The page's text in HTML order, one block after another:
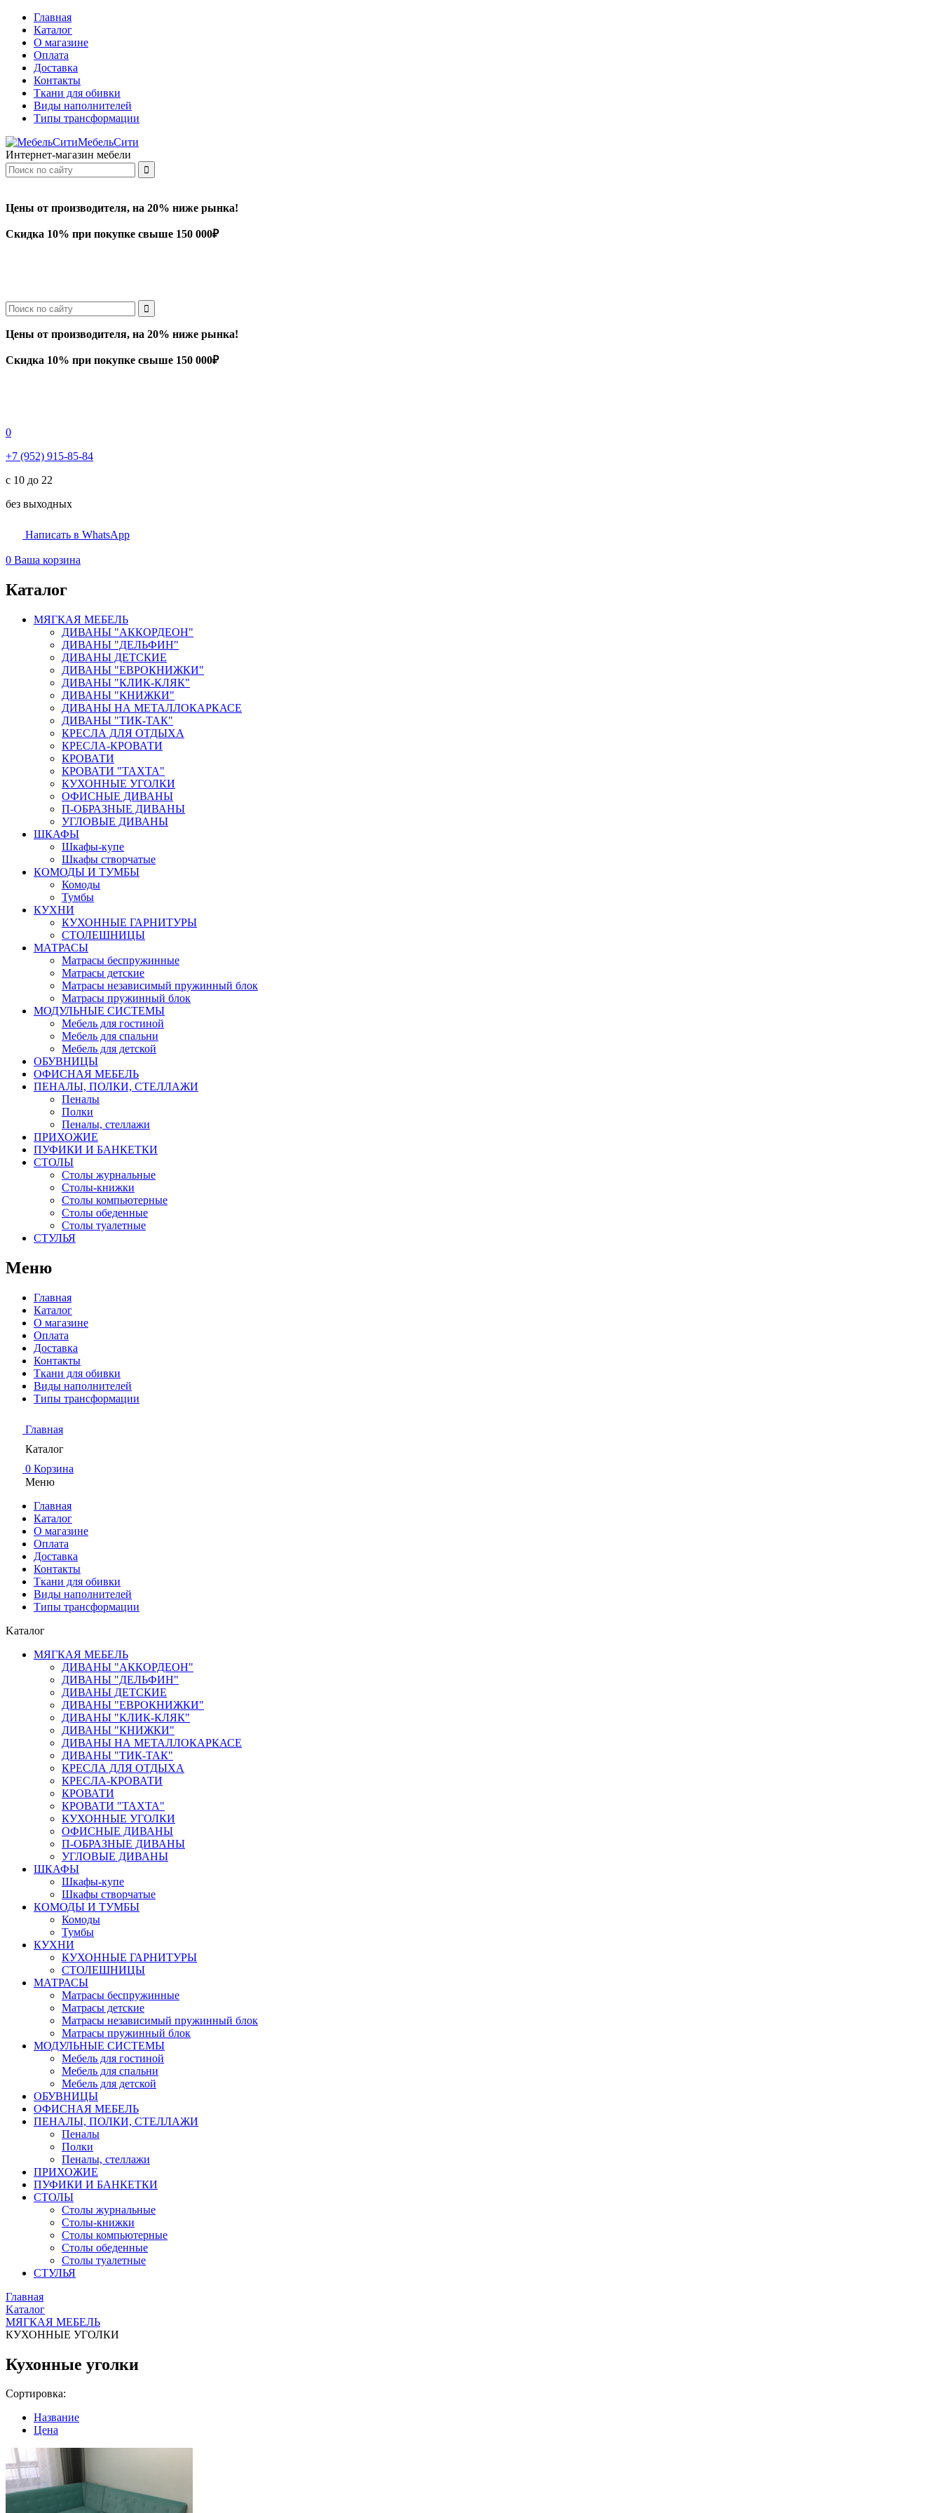
Главная
Каталог
О магазине
Оплата
Доставка
Контакты
Ткани для обивки
Виды наполнителей
Типы трансформации
МебельСити
Интернет-магазин мебели
Цены от производителя, на 20% ниже рынка!
Скидка 10% при покупке свыше 150 000₽
Цены от производителя, на 20% ниже рынка!
Скидка 10% при покупке свыше 150 000₽
0
+7 (952) 915-85-84
с 10 до 22
без выходных
Написать в WhatsApp
0 Ваша корзина
Каталог
МЯГКАЯ МЕБЕЛЬ
ДИВАНЫ "АККОРДЕОН"
ДИВАНЫ "ДЕЛЬФИН"
ДИВАНЫ ДЕТСКИЕ
ДИВАНЫ "ЕВРОКНИЖКИ"
ДИВАНЫ "КЛИК-КЛЯК"
ДИВАНЫ "КНИЖКИ"
ДИВАНЫ НА МЕТАЛЛОКАРКАСЕ
ДИВАНЫ "ТИК-ТАК"
КРЕСЛА ДЛЯ ОТДЫХА
КРЕСЛА-КРОВАТИ
КРОВАТИ
КРОВАТИ "ТАХТА"
КУХОННЫЕ УГОЛКИ
ОФИСНЫЕ ДИВАНЫ
П-ОБРАЗНЫЕ ДИВАНЫ
УГЛОВЫЕ ДИВАНЫ
ШКАФЫ
Шкафы-купе
Шкафы створчатые
КОМОДЫ И ТУМБЫ
Комоды
Тумбы
КУХНИ
КУХОННЫЕ ГАРНИТУРЫ
СТОЛЕШНИЦЫ
МАТРАСЫ
Матрасы беспружинные
Матрасы детские
Матрасы независимый пружинный блок
Матрасы пружинный блок
МОДУЛЬНЫЕ СИСТЕМЫ
Мебель для гостиной
Мебель для спальни
Мебель для детской
ОБУВНИЦЫ
ОФИСНАЯ МЕБЕЛЬ
ПЕНАЛЫ, ПОЛКИ, СТЕЛЛАЖИ
Пеналы
Полки
Пеналы, стеллажи
ПРИХОЖИЕ
ПУФИКИ И БАНКЕТКИ
СТОЛЫ
Столы журнальные
Столы-книжки
Столы компьютерные
Столы обеденные
Столы туалетные
СТУЛЬЯ
Меню
Главная
Каталог
О магазине
Оплата
Доставка
Контакты
Ткани для обивки
Виды наполнителей
Типы трансформации
Главная
Каталог
0 Корзина
Меню
Главная
Каталог
О магазине
Оплата
Доставка
Контакты
Ткани для обивки
Виды наполнителей
Типы трансформации
Kаталог
МЯГКАЯ МЕБЕЛЬ
ДИВАНЫ "АККОРДЕОН"
ДИВАНЫ "ДЕЛЬФИН"
ДИВАНЫ ДЕТСКИЕ
ДИВАНЫ "ЕВРОКНИЖКИ"
ДИВАНЫ "КЛИК-КЛЯК"
ДИВАНЫ "КНИЖКИ"
ДИВАНЫ НА МЕТАЛЛОКАРКАСЕ
ДИВАНЫ "ТИК-ТАК"
КРЕСЛА ДЛЯ ОТДЫХА
КРЕСЛА-КРОВАТИ
КРОВАТИ
КРОВАТИ "ТАХТА"
КУХОННЫЕ УГОЛКИ
ОФИСНЫЕ ДИВАНЫ
П-ОБРАЗНЫЕ ДИВАНЫ
УГЛОВЫЕ ДИВАНЫ
ШКАФЫ
Шкафы-купе
Шкафы створчатые
КОМОДЫ И ТУМБЫ
Комоды
Тумбы
КУХНИ
КУХОННЫЕ ГАРНИТУРЫ
СТОЛЕШНИЦЫ
МАТРАСЫ
Матрасы беспружинные
Матрасы детские
Матрасы независимый пружинный блок
Матрасы пружинный блок
МОДУЛЬНЫЕ СИСТЕМЫ
Мебель для гостиной
Мебель для спальни
Мебель для детской
ОБУВНИЦЫ
ОФИСНАЯ МЕБЕЛЬ
ПЕНАЛЫ, ПОЛКИ, СТЕЛЛАЖИ
Пеналы
Полки
Пеналы, стеллажи
ПРИХОЖИЕ
ПУФИКИ И БАНКЕТКИ
СТОЛЫ
Столы журнальные
Столы-книжки
Столы компьютерные
Столы обеденные
Столы туалетные
СТУЛЬЯ
Главная
Kаталог
МЯГКАЯ МЕБЕЛЬ
КУХОННЫЕ УГОЛКИ
Кухонные уголки
Сортировка:
Название
Цена